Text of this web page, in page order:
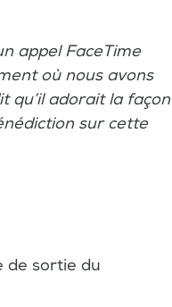
appel FaceTime
où nous avons
qu’il adorait la façon
sur cette
de sortie du